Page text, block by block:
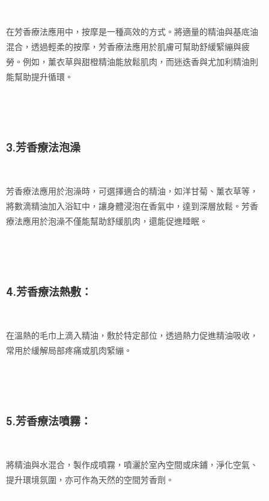
在芳香療法應用中，按摩是一種高效的方式。將適量的精油與基底油
混合，透過輕柔的按摩，芳香療法應用於肌膚可幫助舒緩緊繃與疲
勞。例如，薰衣草與甜橙精油能放鬆肌肉，而迷迭香與尤加利精油則
能幫助提升循環。
3.芳香療法泡澡
芳香療法應用於泡澡時，可選擇適合的精油，如洋甘菊、薰衣草等，
將數滴精油加入浴缸中，讓身體浸泡在香氣中，達到深層放鬆。芳香
療法應用於泡澡不僅能幫助舒緩肌肉，還能促進睡眠。
4.芳香療法熱敷：
在溫熱的毛巾上滴入精油，敷於特定部位，透過熱力促進精油吸收，
常用於緩解局部疼痛或肌肉緊繃。
5.芳香療法噴霧：
將精油與水混合，製作成噴霧，噴灑於室內空間或床鋪，淨化空氣、
提升環境氛圍，亦可作為天然的空間芳香劑。